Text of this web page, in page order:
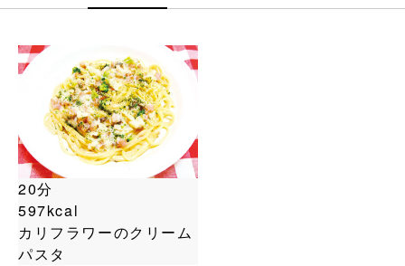
20分
597kcal
カリフラワーのクリーム
パスタ